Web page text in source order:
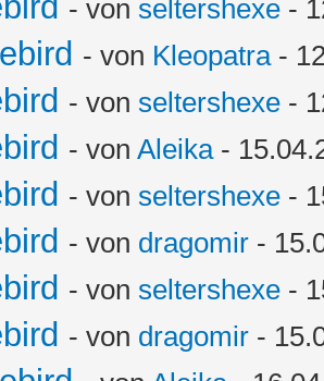
- von seltershexe -
- von Kleopatra-
- von seltershexe -
- von Aleika-
- von seltershexe -
- von dragomir -
- von seltershexe -
- von dragomir -